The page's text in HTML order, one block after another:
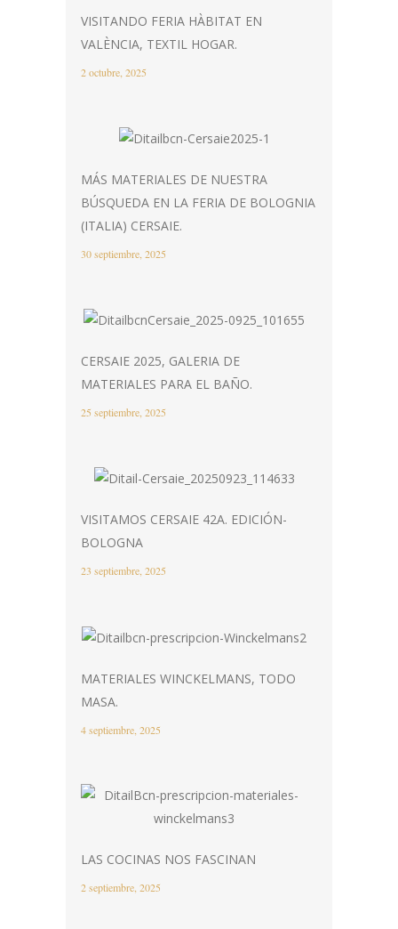
VISITANDO FERIA HÀBITAT EN
VALÈNCIA, TEXTIL HOGAR.
2 octubre, 2025
MÁS MATERIALES DE NUESTRA
BÚSQUEDA EN LA FERIA DE BOLOGNIA
(ITALIA) CERSAIE.
30 septiembre, 2025
CERSAIE 2025, GALERIA DE
MATERIALES PARA EL BAÑO.
25 septiembre, 2025
VISITAMOS CERSAIE 42A. EDICIÓN-
BOLOGNA
23 septiembre, 2025
MATERIALES WINCKELMANS, TODO
MASA.
4 septiembre, 2025
LAS COCINAS NOS FASCINAN
2 septiembre, 2025